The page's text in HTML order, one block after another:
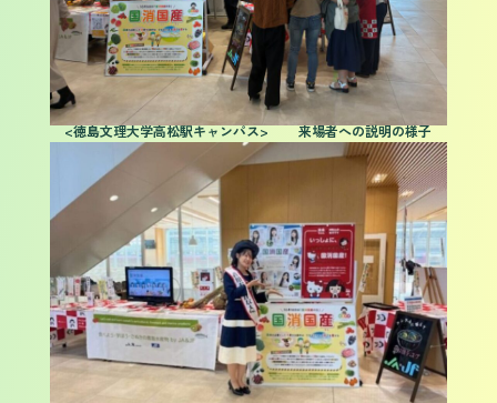
<徳島文理大学高松駅キャンパス> 来場者への説明の様子